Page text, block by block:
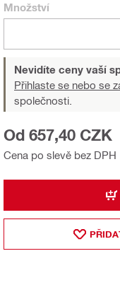
Množství
Nevidíte ceny vaší
Přihlaste se nebo se
společnosti.
Cena po slevě bez DPH
Od 657,40 CZK